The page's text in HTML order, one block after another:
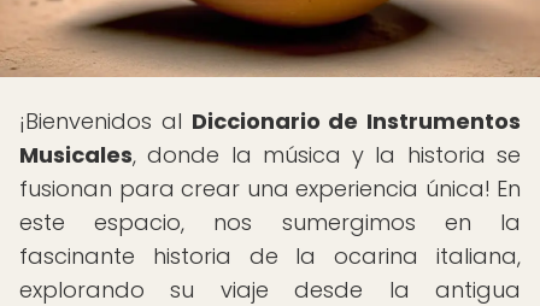
¡Bienvenidos al Diccionario de Instrumentos
Musicales, donde la música y la historia se
fusionan para crear una experiencia única! En
este espacio, nos sumergimos en la
fascinante historia de la ocarina italiana,
explorando su viaje desde la antigua